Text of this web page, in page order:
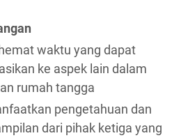
waktu yang dapat
ke aspek lain dalam
rumah tangga
pengetahuan dan
dari pihak ketiga yang